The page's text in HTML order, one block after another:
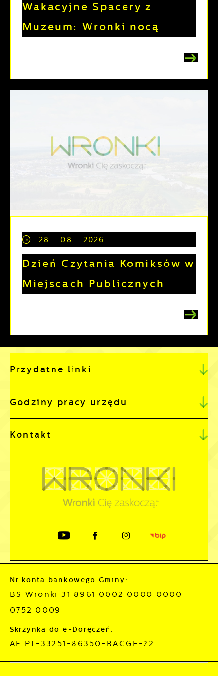
Wakacyjne Spacery z
Muzeum: Wronki nocą
28 - 08 - 2026
Dzień Czytania Komiksów w
Miejscach Publicznych
Przydatne linki
Godziny pracy urzędu
Kontakt
Nr konta bankowego Gminy:
BS Wronki 31 8961 0002 0000 0000
0752 0009
Skrzynka do e-Doręczeń:
AE:PL-33251-86350-BACGE-22